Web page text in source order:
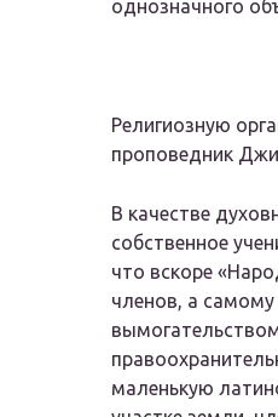
однозначного
Религиозную
проповедник
В качестве
собственное
что вскоре
членов, а
маленькую